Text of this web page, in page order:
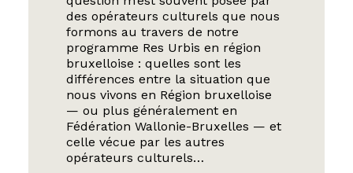
des opérateurs culturels que nous
formons au travers de notre
programme Res Urbis en région
bruxelloise : quelles sont les
différences entre la situation que
nous vivons en Région bruxelloise
— ou plus généralement en
Fédération Wallonie-Bruxelles — et
celle vécue par les autres
opérateurs culturels…